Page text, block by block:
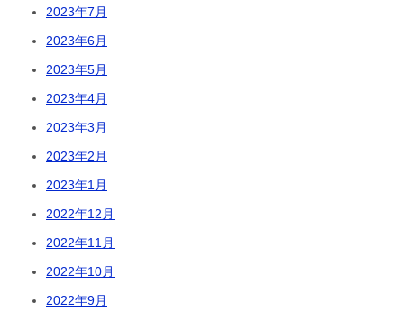
2023年7月
2023年6月
2023年5月
2023年4月
2023年3月
2023年2月
2023年1月
2022年12月
2022年11月
2022年10月
2022年9月